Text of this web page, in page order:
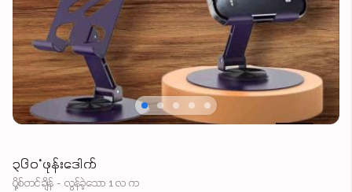
၃၆၀°ဖုန်းဒေါက်
ပို့စ်တင်ချိန် - လွန်ခဲ့သော 1 လ က